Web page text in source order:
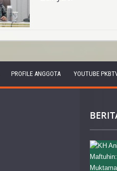
PROFILE ANGGOTA YOUTUBE